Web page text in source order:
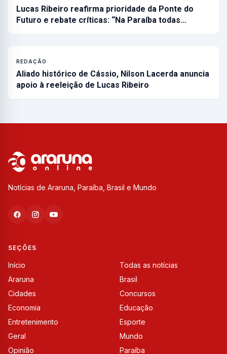
Lucas Ribeiro reafirma prioridade da Ponte do
Futuro e rebate críticas: “Na Paraíba todas…
REDAÇÃO
Aliado histórico de Cássio, Nilson Lacerda anuncia
apoio à reeleição de Lucas Ribeiro
Notícias de Araruna, Paraíba, Brasil e Mundo
SEÇÕES
Início
Todas as notícias
Araruna
Brasil
Cidades
Concursos
Economia
Educação
Entretenimento
Esporte
Geral
Mundo
Opinião
Paraíba